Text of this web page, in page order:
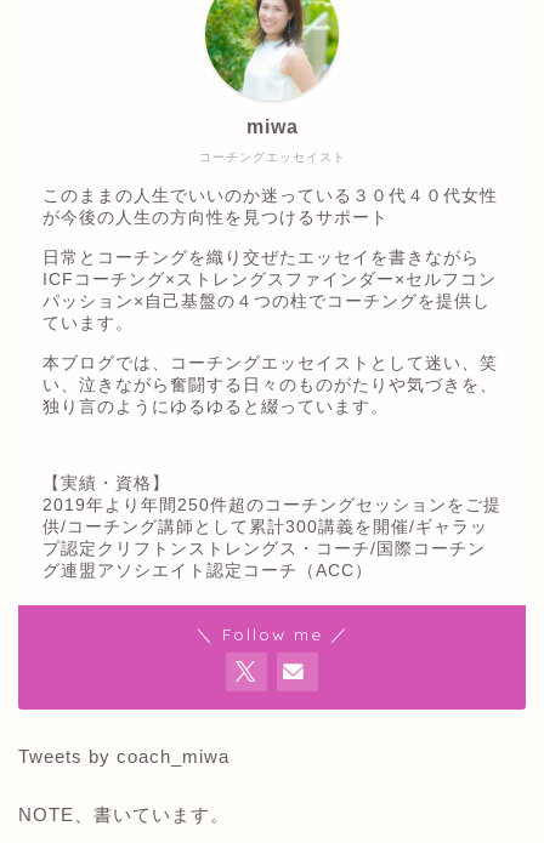
コーチングエッセイスト
miwa
このままの人生でいいのか迷っている３０代４０代女性
が今後の人生の方向性を見つけるサポート
日常とコーチングを織り交ぜたエッセイを書きながら
ICFコーチング×ストレングスファインダー×セルフコン
パッション×自己基盤の４つの柱でコーチングを提供し
ています。
本ブログでは、コーチングエッセイストとして迷い、笑
い、泣きながら奮闘する日々のものがたりや気づきを、
独り言のようにゆるゆると綴っています。
【実績・資格】
2019年より年間250件超のコーチングセッションをご提
供/コーチング講師として累計300講義を開催/ギャラッ
プ認定クリフトンストレングス・コーチ/国際コーチン
グ連盟アソシエイト認定コーチ（ACC）
＼ Follow me ／
Tweets by coach_miwa
NOTE、書いています。